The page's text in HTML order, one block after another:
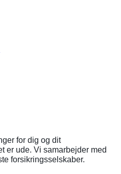
for dig og dit
er ude. Vi samarbejder med
forsikringsselskaber.